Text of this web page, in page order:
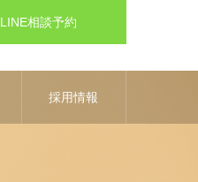
LINE相談予約
採用情報